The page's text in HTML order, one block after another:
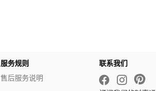
服务规则
售后服务说明
联系我们